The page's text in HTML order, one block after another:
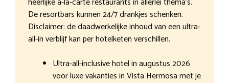
De resortbars kunnen 24/7 drankjes schenken.
Disclaimer: de daadwerkelijke inhoud van een ultra-
all-in verblijf kan per hotelketen verschillen.
Ultra-all-inclusive hotel in augustus 2026
voor luxe vakanties in Vista Hermosa met je